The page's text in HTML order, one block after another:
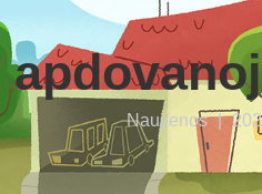
Naujienos |